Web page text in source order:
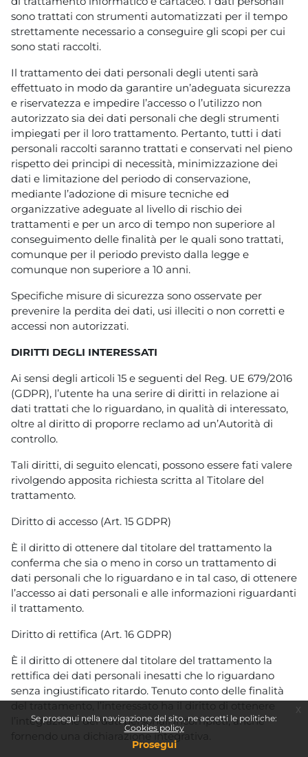
Se prosegui nella navigazione del sito, ne accetti le politiche:
Cookies policy
Prosegui
sono trattati con strumenti automatizzati per il tempo
strettamente necessario a conseguire gli scopi per cui
sono stati raccolti.
Il trattamento dei dati personali degli utenti sarà
effettuato in modo da garantire un’adeguata sicurezza
e riservatezza e impedire l’accesso o l’utilizzo non
autorizzato sia dei dati personali che degli strumenti
impiegati per il loro trattamento. Pertanto, tutti i dati
personali raccolti saranno trattati e conservati nel pieno
rispetto dei principi di necessità, minimizzazione dei
dati e limitazione del periodo di conservazione,
mediante l’adozione di misure tecniche ed
organizzative adeguate al livello di rischio dei
trattamenti e per un arco di tempo non superiore al
conseguimento delle finalità per le quali sono trattati,
comunque per il periodo previsto dalla legge e
comunque non superiore a 10 anni.
Specifiche misure di sicurezza sono osservate per
prevenire la perdita dei dati, usi illeciti o non corretti e
accessi non autorizzati.
DIRITTI DEGLI INTERESSATI
Ai sensi degli articoli 15 e seguenti del Reg. UE 679/2016
(GDPR), l’utente ha una serire di diritti in relazione ai
dati trattati che lo riguardano, in qualità di interessato,
oltre al diritto di proporre reclamo ad un’Autorità di
controllo.
Tali diritti, di seguito elencati, possono essere fati valere
rivolgendo apposita richiesta scritta al Titolare del
trattamento.
Diritto di accesso (Art. 15 GDPR)
È il diritto di ottenere dal titolare del trattamento la
conferma che sia o meno in corso un trattamento di
dati personali che lo riguardano e in tal caso, di ottenere
l’accesso ai dati personali e alle informazioni riguardanti
il trattamento.
Diritto di rettifica (Art. 16 GDPR)
È il diritto di ottenere dal titolare del trattamento la
rettifica dei dati personali inesatti che lo riguardano
senza ingiustificato ritardo. Tenuto conto delle finalità
l’integrazione dei dati personali incompleti, anche
fornendo una dichiarazione integrativa.